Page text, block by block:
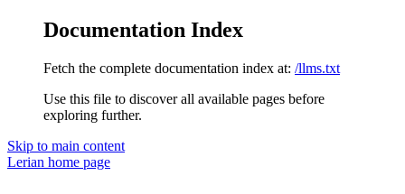
Documentation Index
Fetch the complete documentation index at: /llms.txt
Use this file to discover all available pages before
exploring further.
Skip to main content
Lerian home page